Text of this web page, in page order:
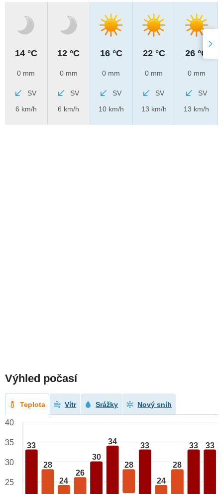
14 °C
0 mm
SV
6 km/h
12 °C
0 mm
SV
6 km/h
16 °C
0 mm
SV
10 km/h
22 °C
0 mm
SV
13 km/h
26 °C
0 mm
SV
13 km/h
Výhled počasí
Teplota Vítr Srážky Nový sníh
33
28
24
26
30
34
28
33
24
28
33 33
40
35
30
25